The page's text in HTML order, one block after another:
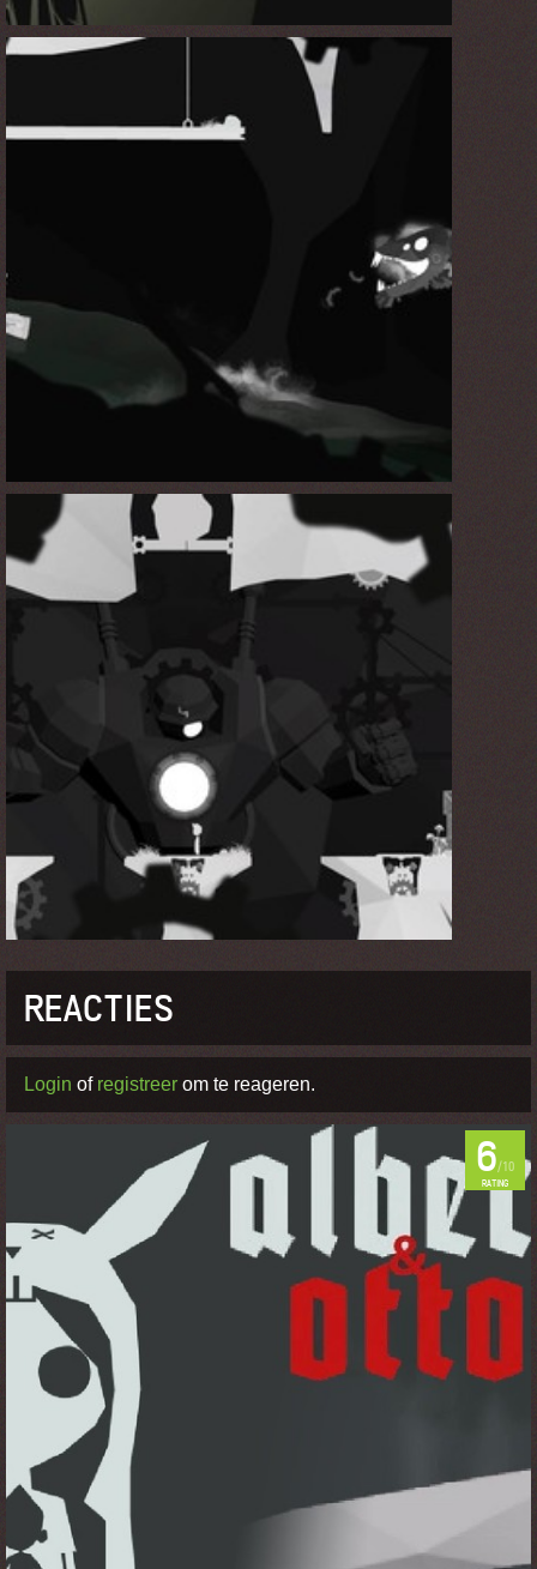
REACTIES
Login of registreer om te reageren.
RATING
6/10